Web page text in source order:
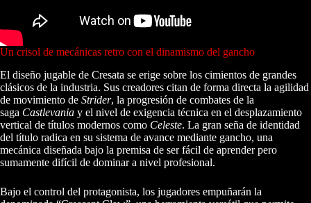
Un crisol de mecánicas retro con el dinamismo del gancho
El diseño jugable de Cresata se erige sobre los cimientos de grandes
clásicos de la industria. Sus creadores citan de forma directa la agilidad
de movimiento de Strider, la progresión de combates de la
saga Castlevania y el nivel de exigencia técnica en el desplazamiento
vertical de títulos modernos como Celeste. La gran seña de identidad
del título radica en su sistema de avance mediante gancho, una
mecánica diseñada bajo la premisa de ser fácil de aprender pero
sumamente difícil de dominar a nivel profesional.
Bajo el control del protagonista, los jugadores empuñarán la